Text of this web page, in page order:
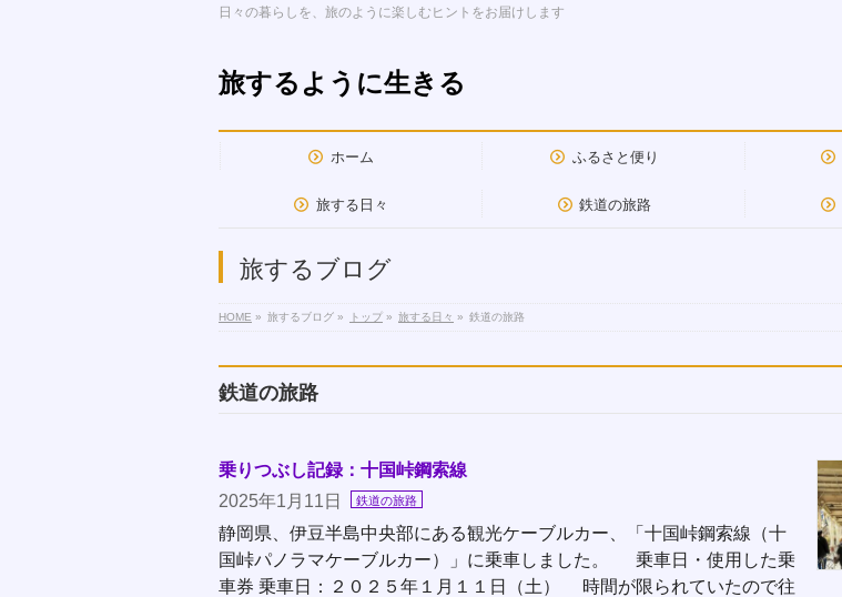
日々の暮らしを、旅のように楽しむヒントをお届けします
旅するように生きる
ホーム ふるさと便り
旅する日々 鉄道の旅路
旅するブログ
HOME » 旅するブログ » トップ » 旅する日々 » 鉄道の旅路
鉄道の旅路
乗りつぶし記録：十国峠鋼索線
2025年1月11日
鉄道の旅路
静岡県、伊豆半島中央部にある観光ケーブルカー、「十国峠鋼索線（十
国峠パノラマケーブルカー）」に乗車しました。 乗車日・使用した乗
車券 乗車日：２０２５年１月１１日（土） 時間が限られていたので往